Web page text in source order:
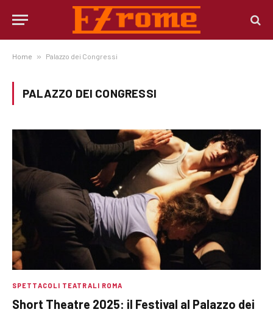
Home » Palazzo dei Congressi
PALAZZO DEI CONGRESSI
SPETTACOLI TEATRALI ROMA
Short Theatre 2025: il Festival al Palazzo dei